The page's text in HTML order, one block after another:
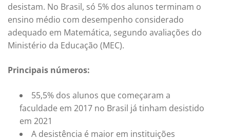
desistam. No Brasil, só 5% dos alunos terminam o
ensino médio com desempenho considerado
adequado em Matemática, segundo avaliações do
Ministério da Educação (MEC).
Principais números:
55,5% dos alunos que começaram a
faculdade em 2017 no Brasil já tinham desistido
em 2021
A desistência é maior em instituições